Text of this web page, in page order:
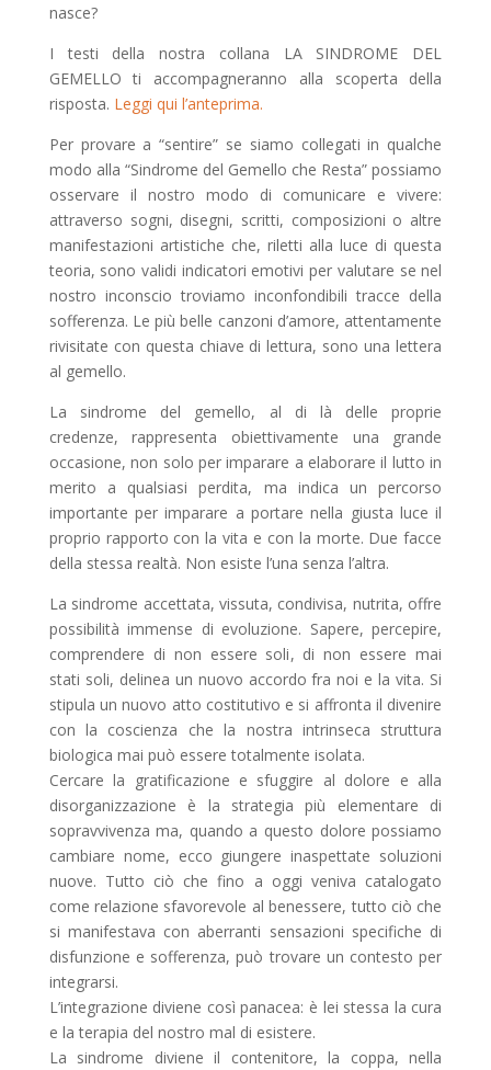
nasce?
I testi della nostra collana LA SINDROME DEL
GEMELLO ti accompagneranno alla scoperta della
risposta. Leggi qui l’anteprima.
Per provare a “sentire” se siamo collegati in qualche
modo alla “Sindrome del Gemello che Resta” possiamo
osservare il nostro modo di comunicare e vivere:
attraverso sogni, disegni, scritti, composizioni o altre
manifestazioni artistiche che, riletti alla luce di questa
teoria, sono validi indicatori emotivi per valutare se nel
nostro inconscio troviamo inconfondibili tracce della
sofferenza. Le più belle canzoni d’amore, attentamente
rivisitate con questa chiave di lettura, sono una lettera
al gemello.
La sindrome del gemello, al di là delle proprie
credenze, rappresenta obiettivamente una grande
occasione, non solo per imparare a elaborare il lutto in
merito a qualsiasi perdita, ma indica un percorso
importante per imparare a portare nella giusta luce il
proprio rapporto con la vita e con la morte. Due facce
della stessa realtà. Non esiste l’una senza l’altra.
La sindrome accettata, vissuta, condivisa, nutrita, offre
possibilità immense di evoluzione. Sapere, percepire,
comprendere di non essere soli, di non essere mai
stati soli, delinea un nuovo accordo fra noi e la vita. Si
stipula un nuovo atto costitutivo e si affronta il divenire
con la coscienza che la nostra intrinseca struttura
biologica mai può essere totalmente isolata.
Cercare la gratificazione e sfuggire al dolore e alla
disorganizzazione è la strategia più elementare di
sopravvivenza ma, quando a questo dolore possiamo
cambiare nome, ecco giungere inaspettate soluzioni
nuove. Tutto ciò che fino a oggi veniva catalogato
come relazione sfavorevole al benessere, tutto ciò che
si manifestava con aberranti sensazioni specifiche di
disfunzione e sofferenza, può trovare un contesto per
integrarsi.
L’integrazione diviene così panacea: è lei stessa la cura
e la terapia del nostro mal di esistere.
La sindrome diviene il contenitore, la coppa, nella